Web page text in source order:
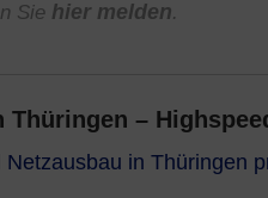
Sie hier melden.
Thüringen –
in Thüringen